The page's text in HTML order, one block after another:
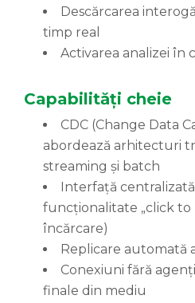
Descărcarea
timp real
Activarea analizei în
Capabilități cheie
CDC (Change Data
abordează arhitecturi
streaming și batch
Interfață
funcționalitate „click to
încărcare)
Replicare automată
Conexiuni fără
finale din mediu